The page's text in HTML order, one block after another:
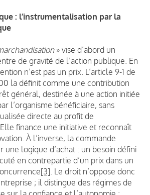
: l’instrumentalisation par la
» vise d’abord un
de gravité de l’action publique. En
n’est pas un prix. L’article 9-1 de
la définit comme une contribution
général, destinée à une action initiée
l’organisme bénéficiaire, sans
directe au profit de
. Elle finance une initiative et reconnaît
À l’inverse, la commande
une logique d’achat : un besoin défini
en contrepartie d’un prix dans un
[3] . Le droit n’oppose donc
; il distingue des régimes de